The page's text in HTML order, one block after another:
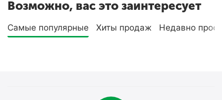
Возможно, вас это заинтересует
Самые популярные Хиты продаж Недавно